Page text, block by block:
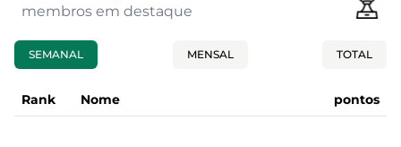
membros em destaque
SEMANAL MENSAL TOTAL
Rank Nome pontos